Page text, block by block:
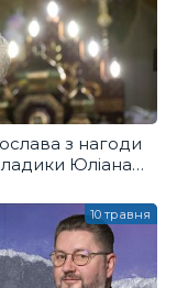
з нагоди
Юліана
10 травня